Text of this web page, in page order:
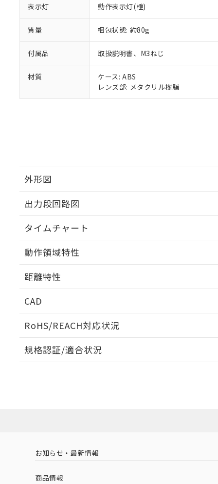
表示灯 動作表示灯(橙)
質量 梱包状態: 約80g
付属品 取扱説明書、M3ねじ
材質
ケース: ABS
レンズ部: メタクリル樹脂
外形図
出力段回路図
タイムチャート
動作領域特性
距離特性
CAD
RoHS/REACH対応状況
EU RoHS 注意事項・凡例
中国 RoHS 注意事項・凡例
規格認証/適合状況
（イギリス
（ノルウェー
お知らせ・最新情報
商品情報